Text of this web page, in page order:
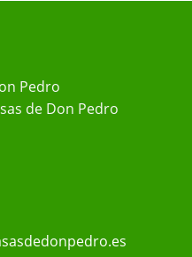
Pedro
de Don Pedro